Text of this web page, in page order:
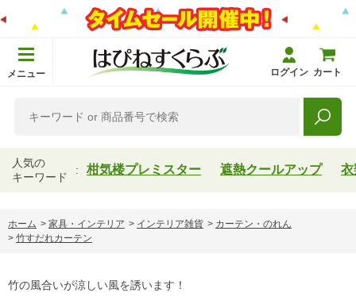
メニュー ログイン カート
人気の
キーワード
柑気楼プレミスター 遮熱クールアップ 衣
ホーム > 家具・インテリア > インテリア雑貨 > カーテン・のれん
> 竹すだれカーテン
竹の風合いが涼しい風を誘います！